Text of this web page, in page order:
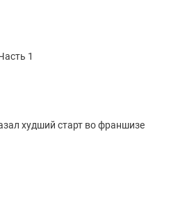
1
худший старт во франшизе